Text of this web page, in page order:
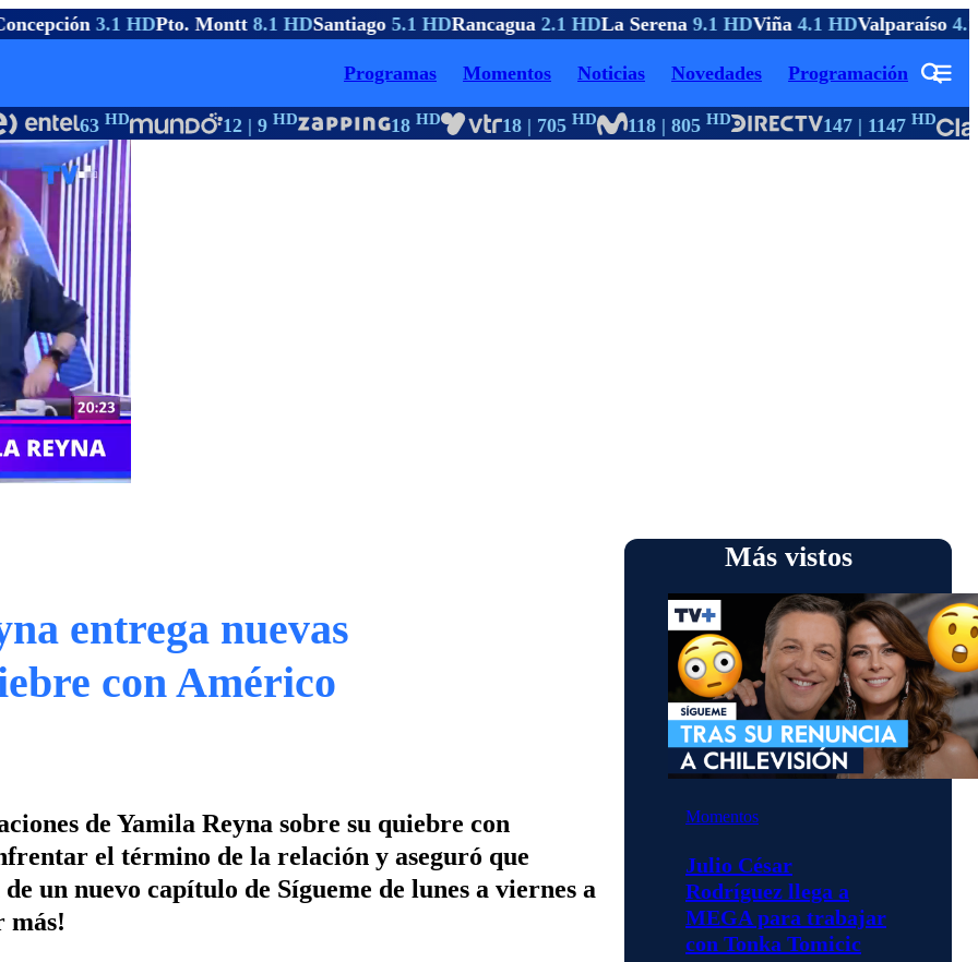
3.1 HDPto. Montt8.1 HDSantiago5.1 HDRancagua2.1 HDLa Serena9.1 HDViña4.1 HDValparaíso4.1
Programas Momentos Noticias Novedades Programación
63HD 12 | 9HD 18HD 18 | 705HD 118 | 805HD 147 | 1147HD
entrega nuevas
con Américo
de Yamila Reyna sobre su quiebre con
el término de la relación y aseguró que
un nuevo capítulo de Sígueme de lunes a viernes a
más!
Más vistos
Momentos
Julio César
Rodríguez llega a
MEGA para trabajar
con Tonka Tomicic